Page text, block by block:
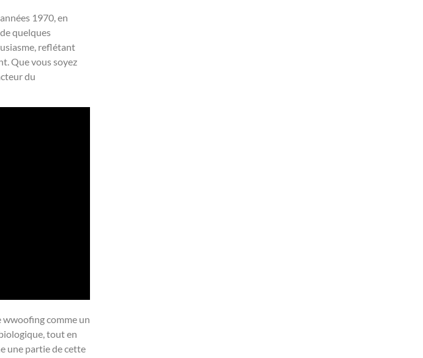
1970, en
quelques
reflétant
Que vous soyez
du
wwoofing comme un
tout en
une partie de cette